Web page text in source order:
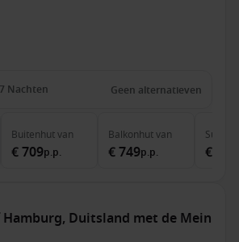
7 Nachten Geen alternatieven
Buitenhutvan
€ 709p.p.
Balkonhutvan
€ 749p.p.
Suite
€
Hamburg, Duitsland met de Mein